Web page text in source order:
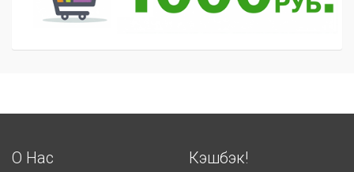
О Нас Кэшбэк!